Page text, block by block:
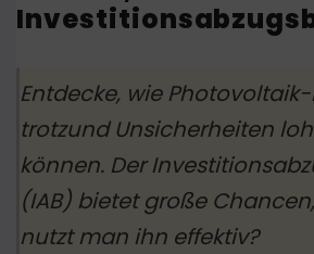
Entdecke, wie
trotzund Unsicherheiten
können. Der
(IAB) bietet große
nutzt man ihn effektiv?